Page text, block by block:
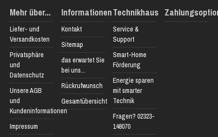
Mehr über...
Liefer- und
Versandkosten
Privatsphäre
und
Datenschutz
Unsere AGB
und
Kundeninformationen
Impressum
Informationen
Kontakt
Sitemap
das erwartet Sie
bei uns...
Rückrufwunsch
Gesamtübersicht
Technikhaus
Service &
Support
Smart-Home
Förderung
Energie sparen
mit smarter
Technik
Fragen? 02323-
148070